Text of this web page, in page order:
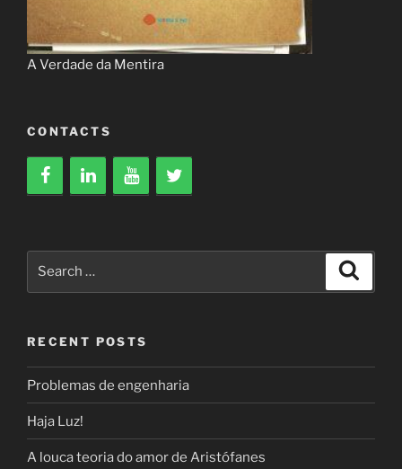
A Verdade da Mentira
CONTACTS
RECENT POSTS
Problemas de engenharia
Haja Luz!
A louca teoria do amor de Aristófanes